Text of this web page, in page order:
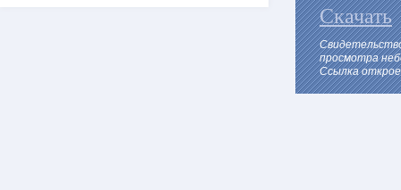
Скачать
просмотра
Ссылка